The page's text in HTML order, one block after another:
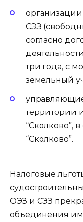
СЭЗ
согласно
три года, с
земельный
территории
“Сколково”,
“Сколково”.
Налоговые
ОЭЗ и СЭЗ
объединения